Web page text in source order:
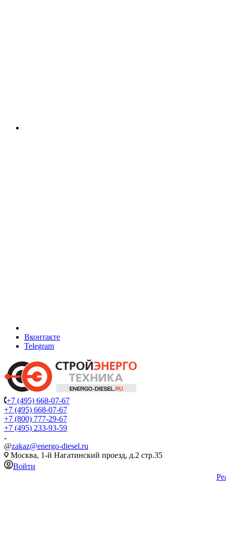
Вконтакте
Telegram
+7 (495) 668-07-67
+7 (495) 668-07-67
+7 (800) 777-29-67
+7 (495) 233-93-59
@zakaz@energo-diesel.ru
Москва, 1-й Нагатинский проезд, д.2 стр.35
Войти